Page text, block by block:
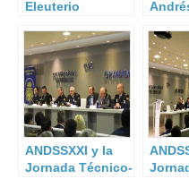
Eleuterio
ANDSSXXI y la
Jornada Técnico-